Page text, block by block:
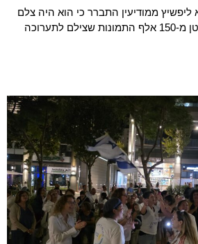
ממודיעין התברר כי הוא היה צלם
מחונן, וכעת הפכו חלק קטן מ-150 אלף התמונות שצילם לתערוכה